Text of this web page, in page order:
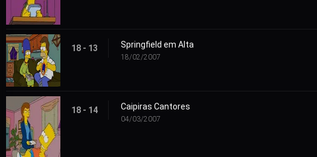
18 - 13 Springfield em Alta
18/02/2007
18 - 14 Caipiras Cantores
04/03/2007